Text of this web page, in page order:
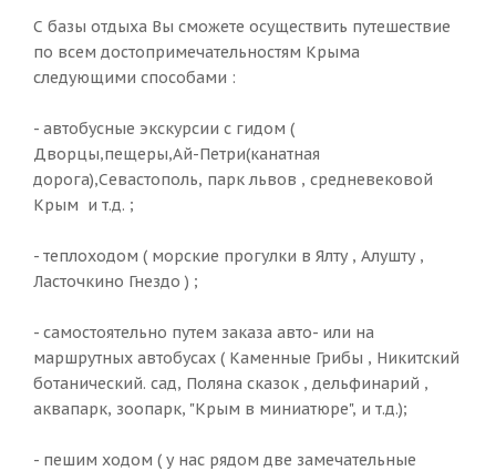
С базы отдыха Вы сможете осуществить путешествие
по всем достопримечательностям Крыма
следующими способами :
- автобусные экскурсии с гидом (
Дворцы,пещеры,Ай-Петри(канатная
дорога),Севастополь, парк львов , средневековой
Крым и т.д. ;
- теплоходом ( морские прогулки в Ялту , Алушту ,
Ласточкино Гнездо ) ;
- самостоятельно путем заказа авто- или на
маршрутных автобусах ( Каменные Грибы , Никитский
ботанический. сад, Поляна сказок , дельфинарий ,
аквапарк, зоопарк, "Крым в миниатюре", и т.д.);
- пешим ходом ( у нас рядом две замечательные